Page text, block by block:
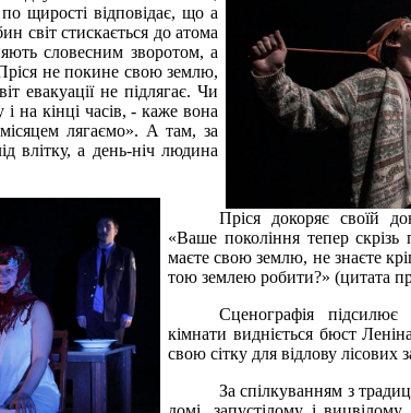
щирості відповідає, що а
світ стискається до атома
словесним зворотом, а
не покине свою землю,
евакуації не підлягає. Чи
на кінці часів, - каже вона
лягаємо». А там, за
влітку, а день-ніч людина
Пріся докоряє своїй
«Ваше покоління тепер
маєте свою землю, не знаєте
тою землею робити?» (цитата
Сценографія
кімнати видніється бюст
свою сітку для відлову лісових
За спілкуванням з